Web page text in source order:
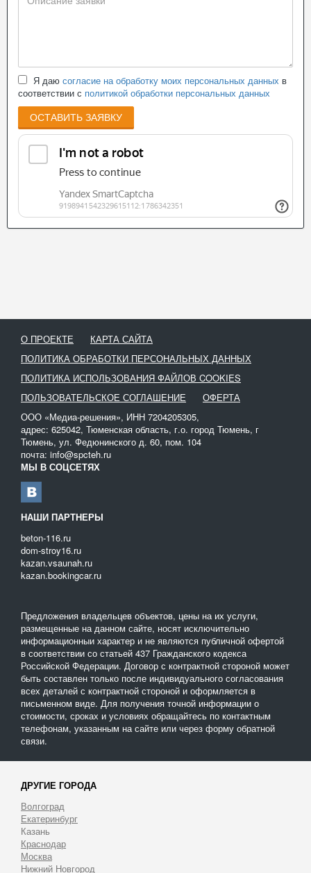
Я даю согласие на обработку моих персональных данных в
соответствии с политикой обработки персональных данных
ОСТАВИТЬ ЗАЯВКУ
О ПРОЕКТЕ
КАРТА САЙТА
ПОЛИТИКА ОБРАБОТКИ ПЕРСОНАЛЬНЫХ ДАННЫХ
ПОЛИТИКА ИСПОЛЬЗОВАНИЯ ФАЙЛОВ COOKIES
ПОЛЬЗОВАТЕЛЬСКОЕ СОГЛАШЕНИЕ
ОФЕРТА
ООО «Медиа-решения», ИНН 7204205305,
адрес: 625042, Тюменская область, г.о. город Тюмень, г
Тюмень, ул. Федюнинского д. 60, пом. 104
почта: info@spcteh.ru
МЫ В СОЦСЕТЯХ
НАШИ ПАРТНЕРЫ
beton-116.ru
dom-stroy16.ru
kazan.vsaunah.ru
kazan.bookingcar.ru
Предложения владельцев объектов, цены на их услуги,
размещенные на данном сайте, носят исключительно
информационныи характер и не являются публичной офертой
в соответствии со статьей 437 Гражданского кодекса
Российской Федерации. Договор с контрактной стороной может
быть составлен только после индивидуального согласования
всех деталей с контрактной стороной и оформляется в
письменном виде. Для получения точной информации о
стоимости, сроках и условиях обращайтесь по контактным
телефонам, указанным на сайте или через форму обратной
связи.
ДРУГИЕ ГОРОДА
Волгоград
Екатеринбург
Казань
Краснодар
Москва
Нижний Новгород